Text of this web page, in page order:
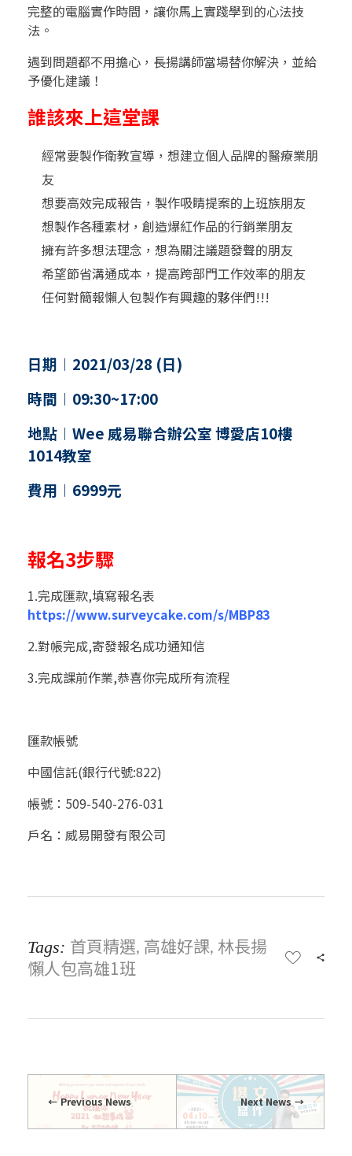
完整的電腦實作時間，讓你馬上實踐學到的心法技
法。
遇到問題都不用擔心，長揚講師當場替你解決，並給
予優化建議！
誰該來上這堂課
經常要製作衛教宣導，想建立個人品牌的醫療業朋
友
想要高效完成報告，製作吸睛提案的上班族朋友
想製作各種素材，創造爆紅作品的行銷業朋友
擁有許多想法理念，想為關注議題發聲的朋友
希望節省溝通成本，提高跨部門工作效率的朋友
任何對簡報懶人包製作有興趣的夥伴們!!!
日期︱2021/03/28 (日)
時間︱09:30~17:00
地點︱Wee 威易聯合辦公室 博愛店10樓
1014教室
費用︱6999元
報名3步驟
1.完成匯款,填寫報名表
https://www.surveycake.com/s/MBP83
2.對帳完成,寄發報名成功通知信
3.完成課前作業,恭喜你完成所有流程
匯款帳號
中國信託(銀行代號:822)
帳號：509-540-276-031
戶名：威易開發有限公司
Tags: 首頁精選, 高雄好課, 林長揚
懶人包高雄1班
Previous News Next News